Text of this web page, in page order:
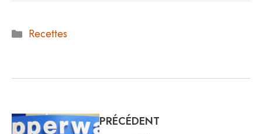
Catégories
Recettes
PRÉCÉDENT